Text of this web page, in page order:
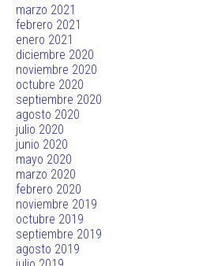
marzo 2021
febrero 2021
enero 2021
diciembre 2020
noviembre 2020
octubre 2020
septiembre 2020
agosto 2020
julio 2020
junio 2020
mayo 2020
marzo 2020
febrero 2020
noviembre 2019
octubre 2019
septiembre 2019
agosto 2019